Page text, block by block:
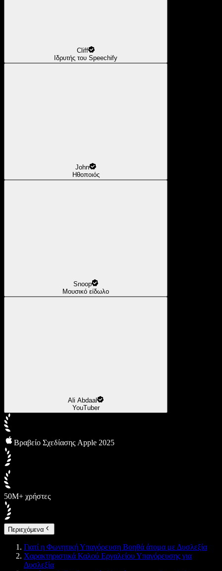
Cliff
Ιδρυτής του Speechify
John
Ηθοποιός
Snoop
Μουσικό είδωλο
Ali Abdaal
YouTuber
Βραβείο Σχεδίασης Apple 2025
50M+ χρήστες
Περιεχόμενα
Γιατί η Φωνητική Υπαγόρευση Βοηθά άτομα με Δυσλεξία
Χαρακτηριστικά Καλού Εργαλείου Υπαγόρευσης για
Δυσλεξία